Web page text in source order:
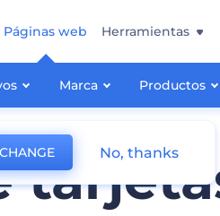
Páginas web
Marca Productos
Herramientas
CHANGE No, thanks